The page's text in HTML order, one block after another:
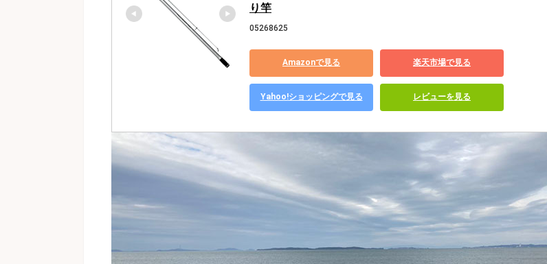
り竿
05268625
Amazonで見る 楽天市場で見る
Yahoo!ショッピングで見る レビューを見る